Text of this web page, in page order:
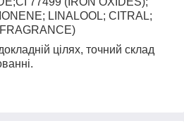
LINALOOL; CITRAL;
цілях, точний склад